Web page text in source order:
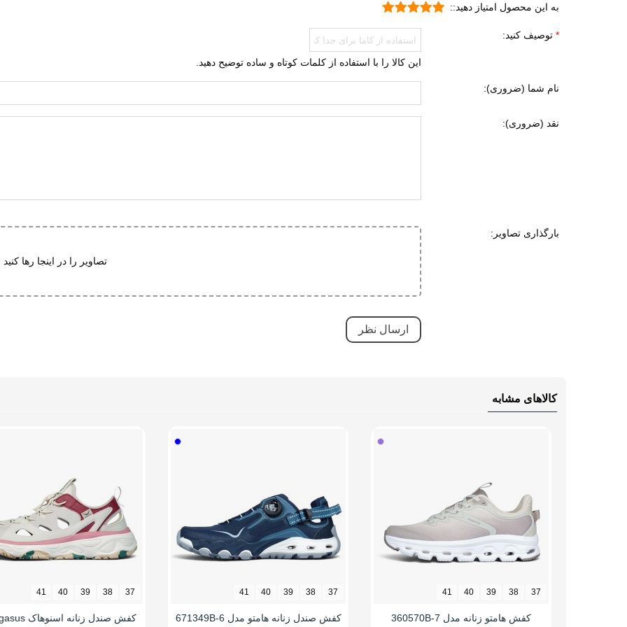
جنس رویه
چرم طبیعی
چرم مصنوعی
پارچه
طبی
لاستیک هامتو
ویژگی های زیره
انعطاف پذیر
قابلیت جلوگیری از سر خوردن
دارای پد محافظ
طبی
قابلیت تطبیق با فرم پا
نوع ساق بدون ساق
وزن (یک لنگه) سایز 38: 371 گرم، سایز 40: 399 گرم
به این محصول امتیاز دهید::
توصیف کنید:
این کالا را با استفاده از کلمات کوتاه و ساده توضیح دهید.
نام شما (ضروری):
نقد (ضروری):
بارگذاری تصاویر:
تصاویر را در اینجا رها
کالاهای مشابه
37
38
39
40
41
کفش هامتو زنانه مدل 360570B-7
37
38
39
40
41
کفش صندل زنانه هامتو مدل 671349B-6
37
38
39
40
41